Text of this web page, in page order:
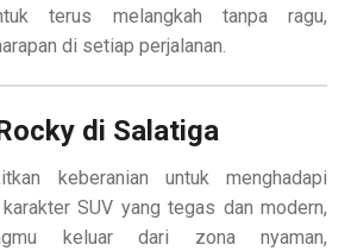
terus melangkah tanpa ragu,
di setiap perjalanan.
di Salatiga
keberanian untuk menghadapi
SUV yang tegas dan modern,
keluar dari zona nyaman,